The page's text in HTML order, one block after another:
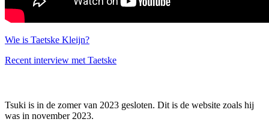
Wie is Taetske Kleijn?
Recent interview met Taetske
Tsuki is in de zomer van 2023 gesloten. Dit is de website zoals hij
was in november 2023.